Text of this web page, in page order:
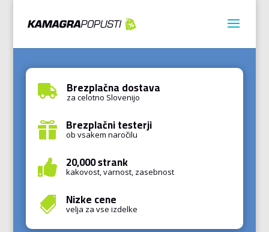
 Brezplačna dostava
za celotno Slovenijo
 Brezplačni testerji
ob vsakem naročilu
 20,000 strank
kakovost, varnost, zasebnost
 Nizke cene
velja za vse izdelke